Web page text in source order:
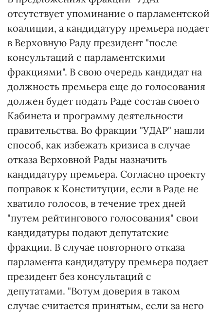
отсутствует упоминание о парламентской
коалиции, а кандидатуру премьера подает
в Верховную Раду президент "после
консультаций с парламентскими
фракциями". В свою очередь кандидат на
должность премьера еще до голосования
должен будет подать Раде состав своего
Кабинета и программу деятельности
правительства. Во фракции "УДАР" нашли
способ, как избежать кризиса в случае
отказа Верховной Рады назначить
кандидатуру премьера. Согласно проекту
поправок к Конституции, если в Раде не
хватило голосов, в течение трех дней
"путем рейтингового голосования" свои
кандидатуры подают депутатские
фракции. В случае повторного отказа
парламента кандидатуру премьера подает
президент без консультаций с
депутатами. "Вотум доверия в таком
случае считается принятым, если за него